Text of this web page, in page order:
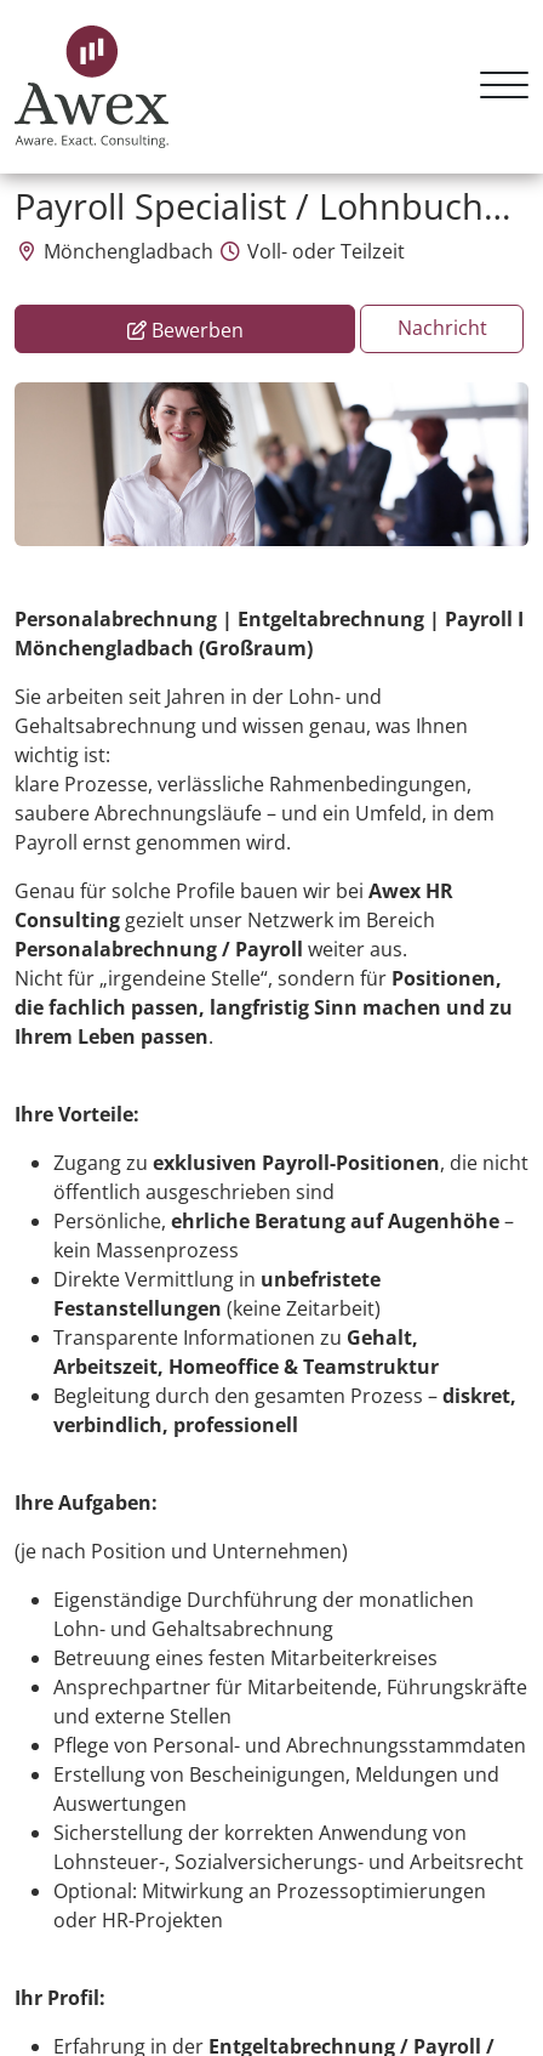
Payroll Specialist / Lohnbuchhalter (m/w/d)
Mönchengladbach Voll- oder Teilzeit
Bewerben Nachricht
Personalabrechnung | Entgeltabrechnung | Payroll I
Mönchengladbach (Großraum)
Sie arbeiten seit Jahren in der Lohn- und
Gehaltsabrechnung und wissen genau, was Ihnen
wichtig ist:
klare Prozesse, verlässliche Rahmenbedingungen,
saubere Abrechnungsläufe – und ein Umfeld, in dem
Payroll ernst genommen wird.
Genau für solche Profile bauen wir bei Awex HR
Consultinggezielt unser Netzwerk im Bereich
Personalabrechnung / Payroll weiter aus.
Nicht für „irgendeine Stelle“, sondern für Positionen,
die fachlich passen, langfristig Sinn machen und zu
Ihrem Leben passen.
Ihre Vorteile:
Zugang zu exklusiven Payroll-Positionen, die nicht
öffentlich ausgeschrieben sind
Persönliche, ehrliche Beratung auf Augenhöhe–
kein Massenprozess
Direkte Vermittlung in unbefristete
Festanstellungen (keine Zeitarbeit)
Transparente Informationen zu Gehalt,
Arbeitszeit, Homeoffice & Teamstruktur
Begleitung durch den gesamten Prozess –diskret,
verbindlich, professionell
Ihre Aufgaben:
(je nach Position und Unternehmen)
Eigenständige Durchführung der monatlichen
Lohn- und Gehaltsabrechnung
Betreuung eines festen Mitarbeiterkreises
Ansprechpartner für Mitarbeitende, Führungskräfte
und externe Stellen
Pflege von Personal- und Abrechnungsstammdaten
Erstellung von Bescheinigungen, Meldungen und
Auswertungen
Sicherstellung der korrekten Anwendung von
Lohnsteuer-, Sozialversicherungs- und Arbeitsrecht
Optional: Mitwirkung an Prozessoptimierungen
oder HR-Projekten
Ihr Profil:
Erfahrung in der Entgeltabrechnung / Payroll /